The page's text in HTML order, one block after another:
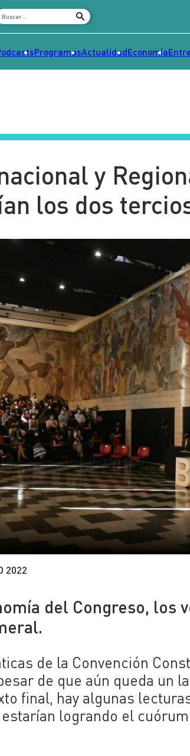
2
Patrocinado
ProgramasActualidadEconomía
y
los dos
2022
del Congreso, los
de la Convención
de que aún queda un
final, hay algunas
logrando el